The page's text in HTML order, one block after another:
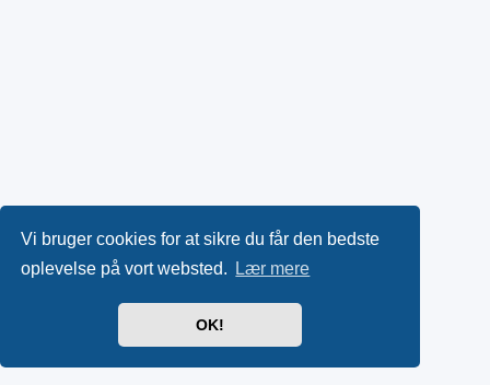
Vi bruger cookies for at sikre du får den bedste
oplevelse på vort websted.
Lær mere
OK!